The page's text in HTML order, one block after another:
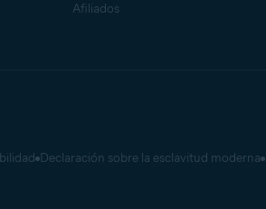
Afiliados
Declaración sobre la esclavitud moderna